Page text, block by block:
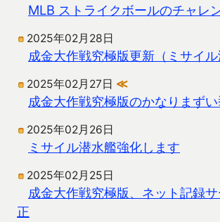
MLB ストライクボールのチャレ
2025年02月28日
成金大作戦究極版更新（ミサイル
2025年02月27日 ≪
成金大作戦究極版のかなりまず
2025年02月26日
ミサイル潜水艦強化します
2025年02月25日
成金大作戦究極版、ネット記録
正